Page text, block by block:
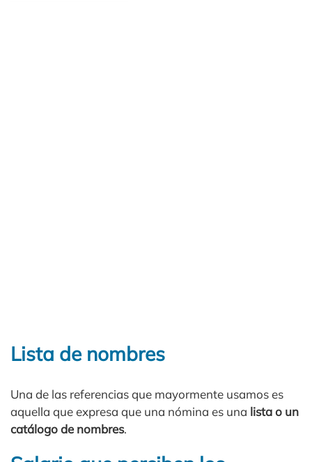
Lista de nombres
Una de las referencias que mayormente usamos es
aquella que expresa que una nómina es una lista o un
catálogo de nombres.